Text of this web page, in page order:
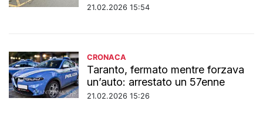
21.02.2026 15:54
CRONACA
Taranto, fermato mentre forzava
un’auto: arrestato un 57enne
21.02.2026 15:26